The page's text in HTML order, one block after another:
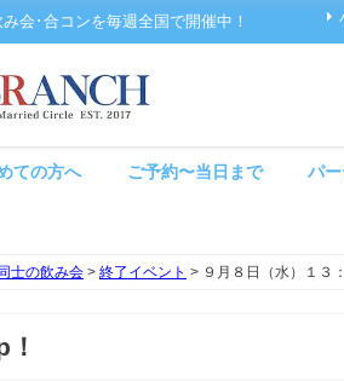
会･合コンを毎週全国で開催中！
ての方へ ご予約〜当日まで パ
士の飲み会 > 終了イベント > ９月８日（水）１３